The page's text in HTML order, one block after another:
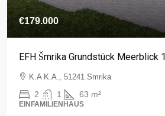
€179.000
EFH Šmrika Grundstück Meerblick
K.A K.A., 51241 Smrika
2 1 63 m²
EINFAMILIENHAUS